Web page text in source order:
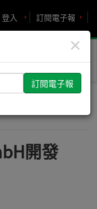
訂閱電子報
登入
Toggle
開發
×